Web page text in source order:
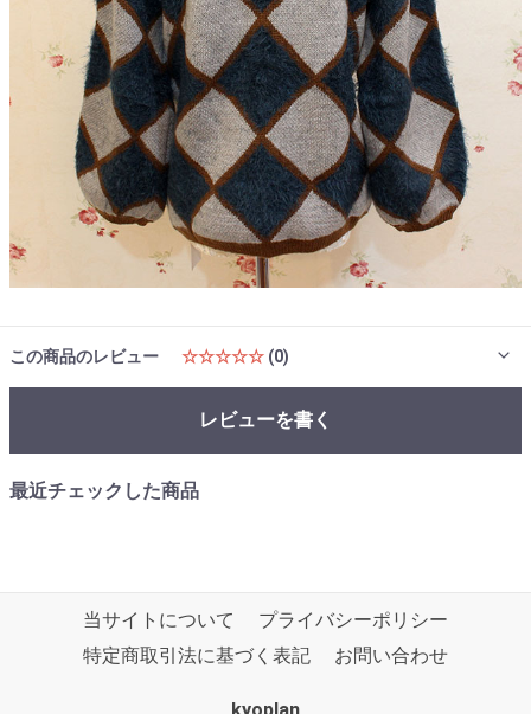
この商品のレビュー ☆☆☆☆☆ (0)
レビューを書く
最近チェックした商品
当サイトについて
プライバシーポリシー
特定商取引法に基づく表記
お問い合わせ
kyoplan